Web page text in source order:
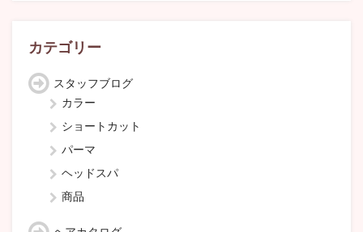
ブ
カテゴリー
スタッフブログ
カラー
ショートカット
パーマ
ヘッドスパ
商品